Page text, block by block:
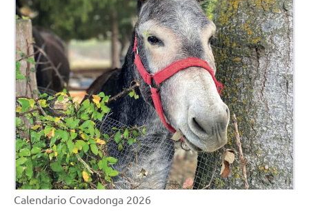
Calendario Covadonga 2026